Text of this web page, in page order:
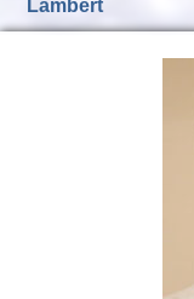
Lambert